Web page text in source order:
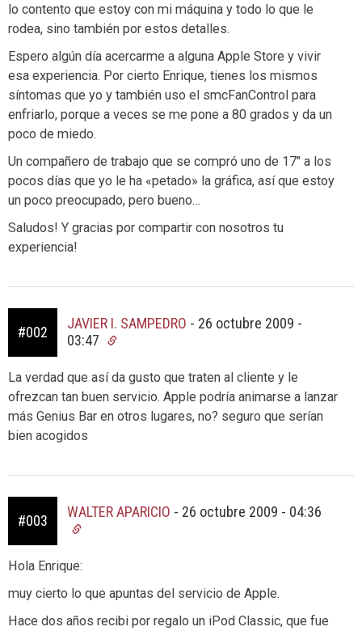
lo contento que estoy con mi máquina y todo lo que le
rodea, sino también por estos detalles.
Espero algún día acercarme a alguna Apple Store y vivir
esa experiencia. Por cierto Enrique, tienes los mismos
síntomas que yo y también uso el smcFanControl para
enfriarlo, porque a veces se me pone a 80 grados y da un
poco de miedo.
Un compañero de trabajo que se compró uno de 17″ a los
pocos días que yo le ha «petado» la gráfica, así que estoy
un poco preocupado, pero bueno…
Saludos! Y gracias por compartir con nosotros tu
experiencia!
#002
JAVIER I. SAMPEDRO - 26 octubre 2009 -
03:47
La verdad que así da gusto que traten al cliente y le
ofrezcan tan buen servicio. Apple podría animarse a lanzar
más Genius Bar en otros lugares, no? seguro que serían
bien acogidos
#003
WALTER APARICIO - 26 octubre 2009 - 04:36
Hola Enrique:
muy cierto lo que apuntas del servicio de Apple.
Hace dos años recibi por regalo un iPod Classic, que fue